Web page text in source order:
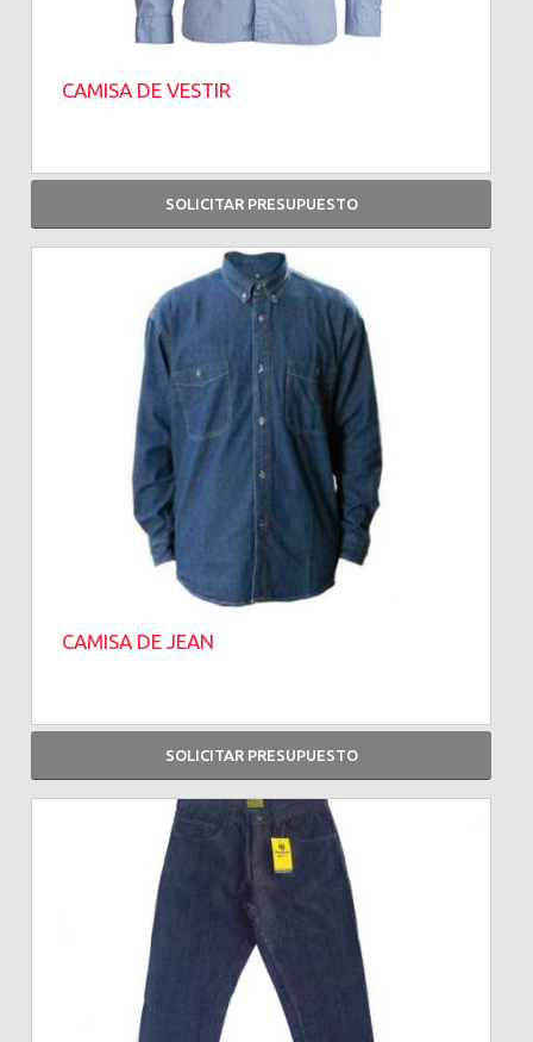
CAMISA DE VESTIR
SOLICITAR PRESUPUESTO
CAMISA DE JEAN
SOLICITAR PRESUPUESTO